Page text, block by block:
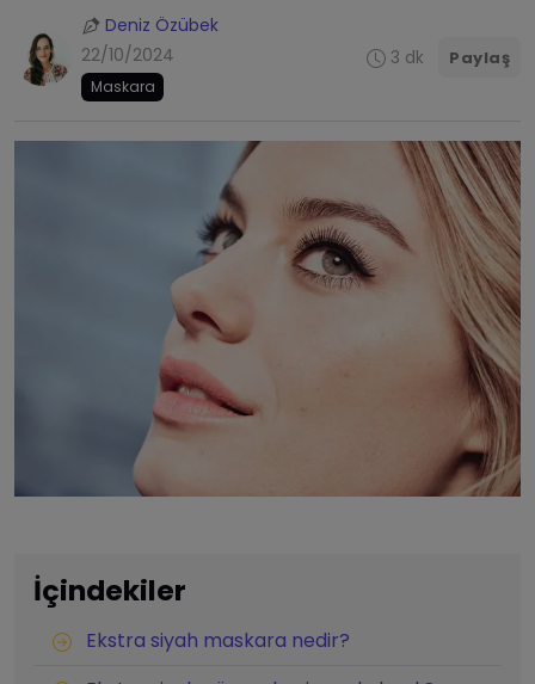
Deniz Özübek
22/10/2024
Maskara
3 dk Paylaş
İçindekiler
Ekstra siyah maskara nedir?